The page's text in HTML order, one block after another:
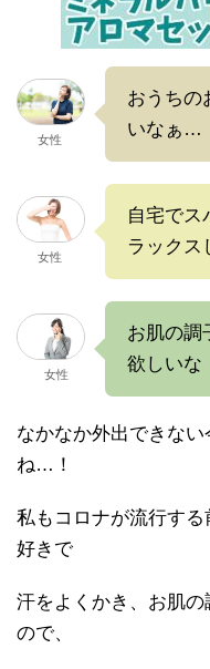
女性
おうちの
いなぁ…
女性
自宅でス
ラックス
女性
お肌の調
欲しいな
なかなか外出できな
ね…！
私もコロナが流行す
好きで
汗をよくかき、お肌
ので、